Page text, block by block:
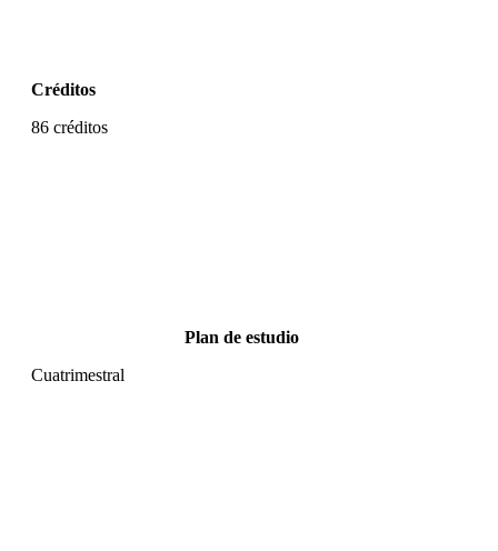
Créditos
86 créditos
Plan de estudio
Cuatrimestral